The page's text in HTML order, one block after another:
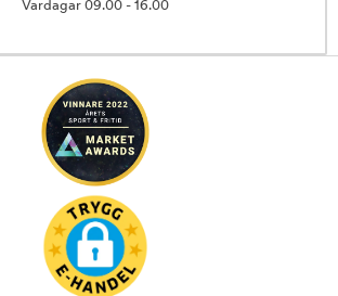
Vardagar 09.00 - 16.00